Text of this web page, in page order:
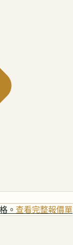
。 查看完整報價單